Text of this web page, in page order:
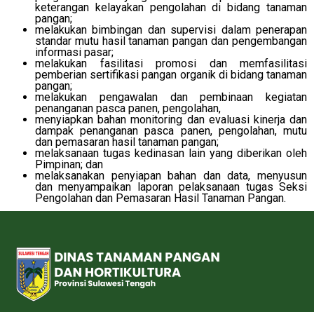
keterangan kelayakan pengolahan di bidang tanaman
pangan;
melakukan bimbingan dan supervisi dalam penerapan
standar mutu hasil tanaman pangan dan pengembangan
informasi pasar;
melakukan fasilitasi promosi dan memfasilitasi
pemberian sertifikasi pangan organik di bidang tanaman
pangan;
melakukan pengawalan dan pembinaan kegiatan
penanganan pasca panen, pengolahan,
menyiapkan bahan monitoring dan evaluasi kinerja dan
dampak penanganan pasca panen, pengolahan, mutu
dan pemasaran hasil tanaman pangan;
melaksanaan tugas kedinasan lain yang diberikan oleh
Pimpinan; dan
melaksanakan penyiapan bahan dan data, menyusun
dan menyampaikan laporan pelaksanaan tugas Seksi
Pengolahan dan Pemasaran Hasil Tanaman Pangan.